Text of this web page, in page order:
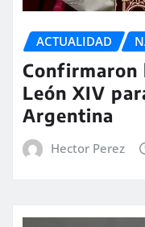
ACTUALIDAD
Confirmaron
León XIV
Argentina
Hector Perez